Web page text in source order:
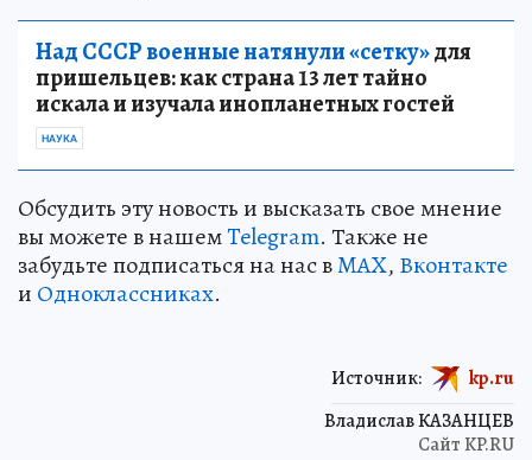
Над СССР военные натянули «сетку»для
пришельцев: как страна 13 лет тайно
искала и изучала инопланетных гостей
НАУКА
Обсудить эту новость и высказать свое мнение
вы можете в нашемTelegram. Также не
забудьте подписаться на нас вMAX, Вконтакте
и Одноклассниках.
Владислав КАЗАНЦЕВ
Сайт KP.RU
Источник: kp.ru